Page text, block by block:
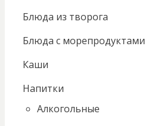
Блюда из творога
Блюда с морепродуктами
Каши
Напитки
Алкогольные